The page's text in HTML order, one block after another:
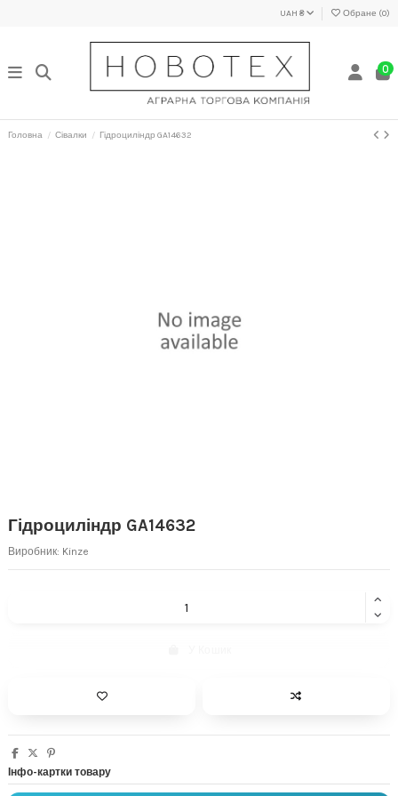
UAH ₴ Обране (0)
0
Головна Сівалки Гідроциліндр GA14632
Гідроциліндр GA14632
Виробник: Kinze
Інфо-картки товару